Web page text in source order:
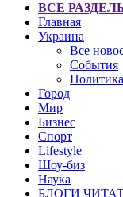
ВСЕ
Главная
Украина
Все
События
Политика
Город
Мир
Бизнес
Спорт
Lifestyle
Шоу-биз
Наука
БЛОГИ